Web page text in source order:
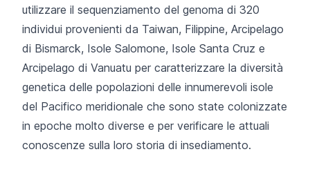
utilizzare il sequenziamento del genoma di 320
individui provenienti da Taiwan, Filippine, Arcipelago
di Bismarck, Isole Salomone, Isole Santa Cruz e
Arcipelago di Vanuatu per caratterizzare la diversità
genetica delle popolazioni delle innumerevoli isole
del Pacifico meridionale che sono state colonizzate
in epoche molto diverse e per verificare le attuali
conoscenze sulla loro storia di insediamento.